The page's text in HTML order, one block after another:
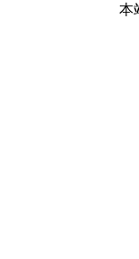
本